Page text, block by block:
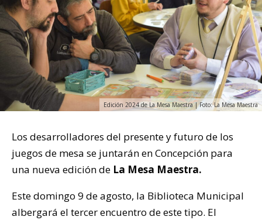
Edición 2024 de La Mesa Maestra | Foto: La Mesa Maestra
Los desarrolladores del presente y futuro de los
juegos de mesa se juntarán en Concepción para
una nueva edición de La Mesa Maestra.
Este domingo 9 de agosto, la Biblioteca Municipal
albergará el tercer encuentro de este tipo. El